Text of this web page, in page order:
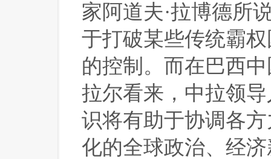
家阿道夫·拉博德所
于打破某些传统霸
的控制。而在巴西
拉尔看来，中拉领
识将有助于协调各
化的全球政治、经